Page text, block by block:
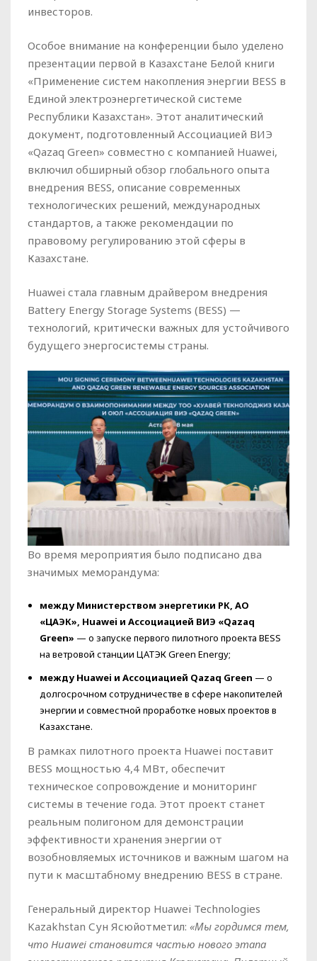
инвесторов.
Особое внимание на конференции было уделено
презентации первой в Казахстане Белой книги
«Применение систем накопления энергии BESS в
Единой электроэнергетической системе
Республики Казахстан». Этот аналитический
документ, подготовленный Ассоциацией ВИЭ
«Qazaq Green» совместно с компанией Huawei,
включил обширный обзор глобального опыта
внедрения BESS, описание современных
технологических решений, международных
стандартов, а также рекомендации по
правовому регулированию этой сферы в
Казахстане.
Huawei стала главным драйвером внедрения
Battery Energy Storage Systems (BESS) —
технологий, критически важных для устойчивого
будущего энергосистемы страны.
Во время мероприятия было подписано два
значимых меморандума:
между Министерством энергетики РК, АО
«ЦАЭК», Huawei и Ассоциацией ВИЭ «Qazaq
Green» — о запуске первого пилотного проекта BESS
на ветровой станции ЦАТЭК Green Energy;
между Huawei и Ассоциацией Qazaq Green — о
долгосрочном сотрудничестве в сфере накопителей
энергии и совместной проработке новых проектов в
Казахстане.
В рамках пилотного проекта Huawei поставит
BESS мощностью 4,4 МВт, обеспечит
техническое сопровождение и мониторинг
системы в течение года. Этот проект станет
реальным полигоном для демонстрации
эффективности хранения энергии от
возобновляемых источников и важным шагом на
пути к масштабному внедрению BESS в стране.
Генеральный директор Huawei Technologies
Kazakhstan Сун Ясюйотметил: «Мы гордимся тем,
что Huawei становится частью нового этапа